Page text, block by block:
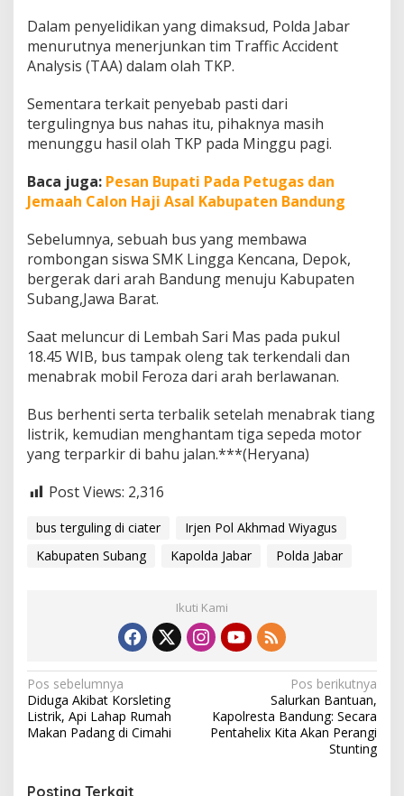
Dalam penyelidikan yang dimaksud, Polda Jabar
menurutnya menerjunkan tim Traffic Accident
Analysis (TAA) dalam olah TKP.
Sementara terkait penyebab pasti dari
tergulingnya bus nahas itu, pihaknya masih
menunggu hasil olah TKP pada Minggu pagi.
Baca juga: Pesan Bupati Pada Petugas dan
Jemaah Calon Haji Asal Kabupaten Bandung
Sebelumnya, sebuah bus yang membawa
rombongan siswa SMK Lingga Kencana, Depok,
bergerak dari arah Bandung menuju Kabupaten
Subang,Jawa Barat.
Saat meluncur di Lembah Sari Mas pada pukul
18.45 WIB, bus tampak oleng tak terkendali dan
menabrak mobil Feroza dari arah berlawanan.
Bus berhenti serta terbalik setelah menabrak tiang
listrik, kemudian menghantam tiga sepeda motor
yang terparkir di bahu jalan.***(Heryana)
Post Views: 2,316
bus terguling di ciater
Irjen Pol Akhmad Wiyagus
Kabupaten Subang
Kapolda Jabar Polda Jabar
Ikuti Kami
N
a
v
g
Pos sebelumnya
Diduga Akibat Korsleting
Listrik, Api Lahap Rumah
Makan Padang di Cimahi
Pos berikutnya
Salurkan Bantuan,
Kapolresta Bandung: Secara
Pentahelix Kita Akan Perangi
Stunting
Posting Terkait